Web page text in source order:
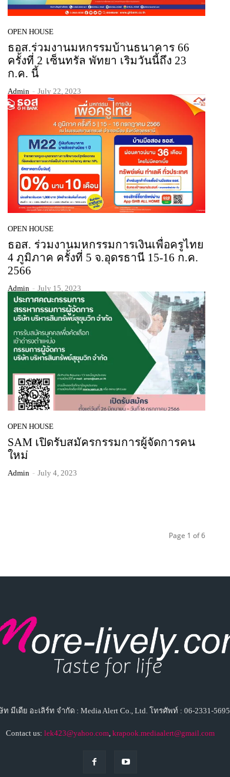
OPEN HOUSE
ธอส.ร่วมงานมหกรรมบ้านธนาคาร 66
ครั้งที่ 2 เซ็นทรัล พัทยา เริมวันนี้ถึง 23
ก.ค. นี้
Admin - July 22, 2023
OPEN HOUSE
ธอส. ร่วมงานมหกรรมการเงินเพื่อครูไทย
4 ภูมิภาค ครั้งที่ 5 จ.อุดรธานี 15-16 ก.ค.
2566
Admin - July 15, 2023
OPEN HOUSE
SAM เปิดรับสมัครกรรมการผู้จัดการคน
ใหม่
Admin - July 4, 2023
Page 1 of 6
ท มีเดีย อะเลิร์ท จำกัด : Media Alert Co., Ltd. โทรศัพท์ : 06-2331-5695
Contact us: lek423@yahoo.com, krapook.mediaalert@gmail.com